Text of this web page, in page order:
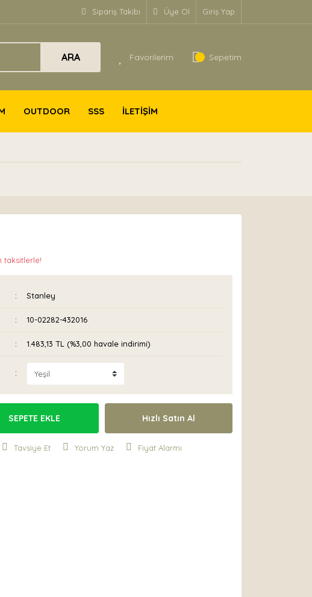
Sipariş Takibi Üye Ol Giriş Yap
ARA Favorilerim Sepetim
OUTDOOR SSS İLETİŞİM
taksitlerle!
Stanley
10-02282-432016
1.483,13 TL (%3,00 havale indirimi)
SEPETE EKLE Hızlı Satın Al
Tavsiye Et Yorum Yaz Fiyat Alarmı